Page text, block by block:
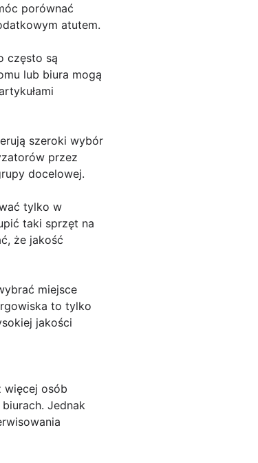
porównać
atutem.
często są
lub biura mogą
szeroki wybór
przez
docelowej.
tylko w
taki sprzęt na
że jakość
miejsce
to tylko
jakości
więcej osób
Jednak